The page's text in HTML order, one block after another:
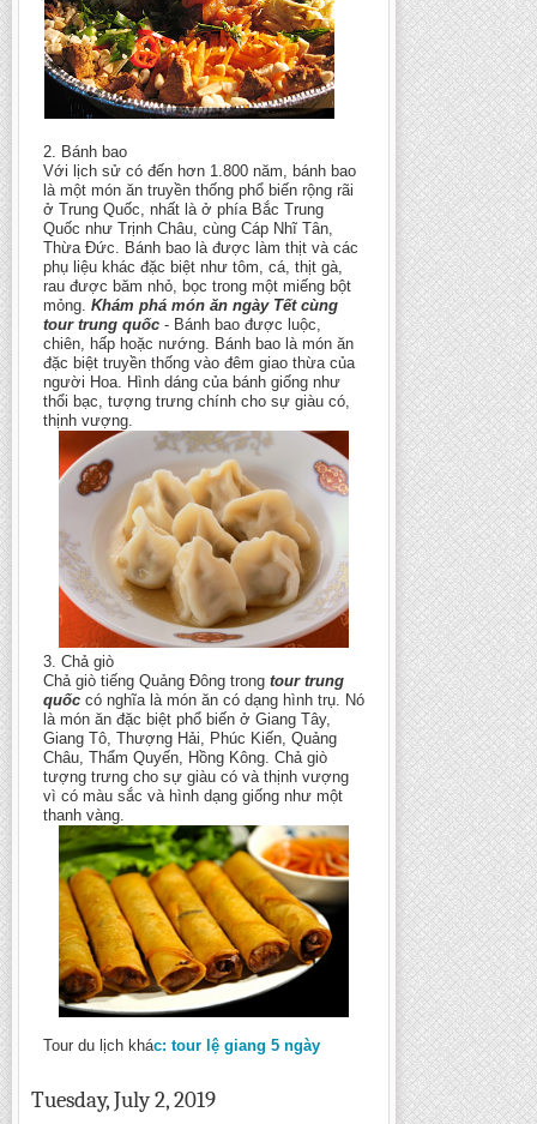
2. Bánh bao
Với lịch sử có đến hơn 1.800 năm, bánh bao
là một món ăn truyền thống phổ biến rộng rãi
ở Trung Quốc, nhất là ở phía Bắc Trung
Quốc như Trịnh Châu, cùng Cáp Nhĩ Tân,
Thừa Đức. Bánh bao là được làm thịt và các
phụ liệu khác đặc biệt như tôm, cá, thịt gà,
rau được băm nhỏ, bọc trong một miếng bột
mỏng. Khám phá món ăn ngày Tết cùng
tour trung quốc - Bánh bao được luộc,
chiên, hấp hoặc nướng. Bánh bao là món ăn
đặc biệt truyền thống vào đêm giao thừa của
người Hoa. Hình dáng của bánh giống như
thổi bạc, tượng trưng chính cho sự giàu có,
thịnh vượng.
3. Chả giò
Chả giò tiếng Quảng Đông trong tour trung
quốc có nghĩa là món ăn có dạng hình trụ. Nó
là món ăn đặc biệt phổ biến ở Giang Tây,
Giang Tô, Thượng Hải, Phúc Kiến, Quảng
Châu, Thẩm Quyến, Hồng Kông. Chả giò
tượng trưng cho sự giàu có và thịnh vượng
vì có màu sắc và hình dạng giống như một
thanh vàng.
Tour du lịch khác: tour lệ giang 5 ngày
Tuesday, July 2, 2019